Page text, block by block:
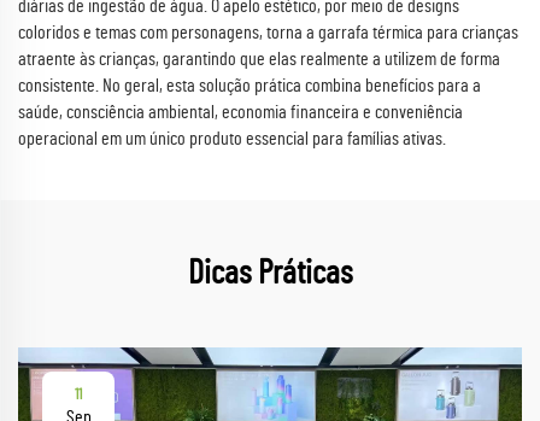
diárias de ingestão de água. O apelo estético, por meio de designs
coloridos e temas com personagens, torna a garrafa térmica para crianças
atraente às crianças, garantindo que elas realmente a utilizem de forma
consistente. No geral, esta solução prática combina benefícios para a
saúde, consciência ambiental, economia financeira e conveniência
operacional em um único produto essencial para famílias ativas.
Dicas Práticas
11
Sep